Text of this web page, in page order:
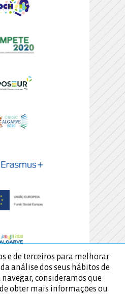
e de terceiros para melhorar
análise dos seus hábitos de
consideramos que
obter mais informações ou